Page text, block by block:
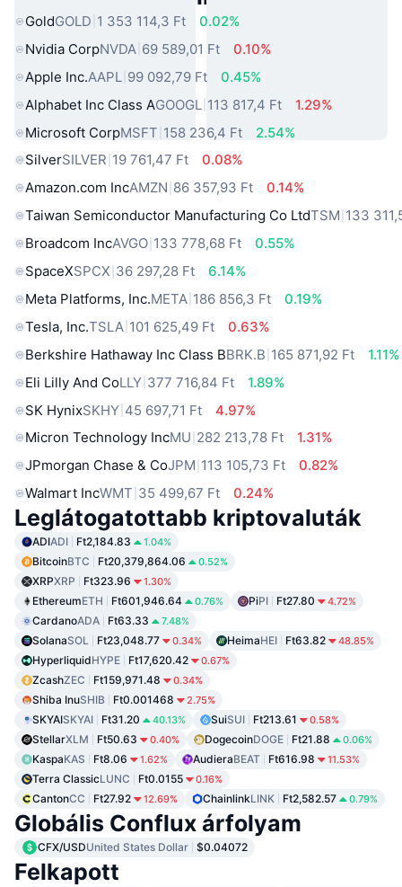
GoldGOLD 1 353 114,3 Ft
0.02%
Nvidia CorpNVDA 69 589,01 Ft
0.10%
Apple Inc.AAPL 99 092,79 Ft
0.45%
Alphabet Inc Class AGOOGL 113 817,4 Ft
1.29%
Microsoft CorpMSFT 158 236,4 Ft
2.54%
SilverSILVER 19 761,47 Ft
0.08%
Amazon.com IncAMZN 86 357,93 Ft
0.14%
Taiwan Semiconductor Manufacturing Co LtdTSM 133
Broadcom IncAVGO 133 778,68 Ft
0.55%
SpaceXSPCX 36 297,28 Ft
6.14%
Meta Platforms, Inc.META 186 856,3 Ft
0.19%
Tesla, Inc.TSLA 101 625,49 Ft
0.63%
Berkshire Hathaway Inc Class BBRK.B 165 871,92 Ft
1.11%
Eli Lilly And CoLLY 377 716,84 Ft
1.89%
SK HynixSKHY 45 697,71 Ft
4.97%
Micron Technology IncMU 282 213,78 Ft
1.31%
JPmorgan Chase & CoJPM 113 105,73 Ft
0.82%
Walmart IncWMT 35 499,67 Ft 0.24%
Leglátogatottabb kriptovaluták
ADIADI Ft2,184.83 1.04%
BitcoinBTC Ft20,379,864.06 0.52%
XRPXRP Ft323.96 1.30%
EthereumETH Ft601,946.64 0.76% PiPI Ft27.80 4.72%
CardanoADA Ft63.33 7.48%
SolanaSOL Ft23,048.77 0.34% HeimaHEI Ft63.82 48.85%
HyperliquidHYPE Ft17,620.42 0.67%
ZcashZEC Ft159,971.48 0.34%
Shiba InuSHIB Ft0.001468 2.75%
SKYAISKYAI Ft31.20 40.13% SuiSUI Ft213.61 0.58%
StellarXLM Ft50.63 0.40% DogecoinDOGE Ft21.88 0.06%
KaspaKAS Ft8.06 1.62% AudieraBEAT Ft616.98 11.53%
Terra ClassicLUNC Ft0.0155 0.16%
CantonCC Ft27.92 12.69% ChainlinkLINK Ft2,582.57 0.79%
Globális Conflux árfolyam
CFX/USDUnited States Dollar $0.04072
Felkapott